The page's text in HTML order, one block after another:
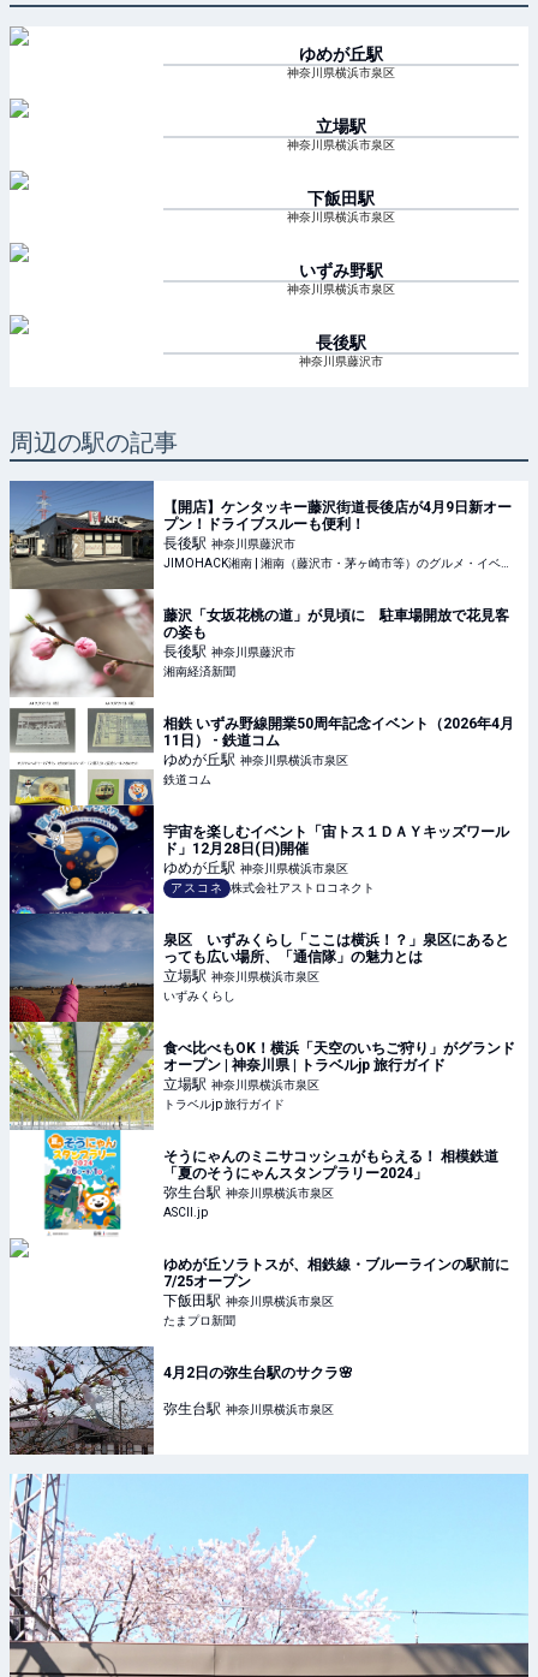
ゆめが丘駅
神奈川県横浜市泉区
立場駅
神奈川県横浜市泉区
下飯田駅
神奈川県横浜市泉区
いずみ野駅
神奈川県横浜市泉区
長後駅
神奈川県藤沢市
周辺の駅の記事
【開店】ケンタッキー藤沢街道長後店が4月9日新オー
プン！ドライブスルーも便利！
長後駅 神奈川県藤沢市
藤沢「女坂花桃の道」が見頃に 駐車場開放で花見客
の姿も
長後駅 神奈川県藤沢市
湘南経済新聞
相鉄 いずみ野線開業50周年記念イベント（2026年4月
11日） - 鉄道コム
ゆめが丘駅 神奈川県横浜市泉区
鉄道コム
宇宙を楽しむイベント「宙トス１ＤＡＹキッズワール
ド」12月28日(日)開催
ゆめが丘駅 神奈川県横浜市泉区
アスコネ
株式会社アストロコネクト
泉区 いずみくらし「ここは横浜！？」泉区にあると
っても広い場所、「通信隊」の魅力とは
立場駅 神奈川県横浜市泉区
いずみくらし
食べ比べもOK！横浜「天空のいちご狩り」がグランド
オープン | 神奈川県 | トラベルjp 旅行ガイド
立場駅 神奈川県横浜市泉区
トラベルjp 旅行ガイド
そうにゃんのミニサコッシュがもらえる！ 相模鉄道
「夏のそうにゃんスタンプラリー2024」
弥生台駅 神奈川県横浜市泉区
ASCII.jp
ゆめが丘ソラトスが、相鉄線・ブルーラインの駅前に
7/25オープン
下飯田駅 神奈川県横浜市泉区
たまプロ新聞
4月2日の弥生台駅のサクラ🌸
弥生台駅 神奈川県横浜市泉区